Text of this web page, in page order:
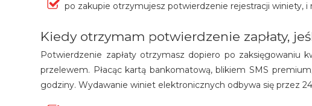
po zakupie otrzymujesz potwierdzenie rejestracji winiety,
Kiedy otrzymam potwierdzenie zapłaty,
Potwierdzenie zapłaty otrzymasz dopiero po
przelewem. Płacąc kartą bankomatową, blikiem SMS
godziny. Wydawanie winiet elektronicznych odbywa się przez